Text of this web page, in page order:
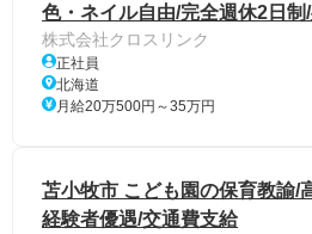
色・ネイル自由/完全週休2日制
株式会社クロスリンク
正社員
北海道
月給20万500円～35万円
苫小牧市 こども園の保育教諭/
経験者優遇/交通費支給